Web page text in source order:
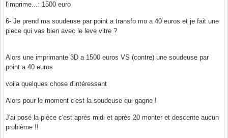
l'imprime...: 1500 euro
6- Je prend ma soudeuse par point a transfo mo a 40 euros et je fait une
piece qui vas bien avec le leve vitre ?
Alors une imprimante 3D a 1500 euros VS (contre) une soudeuse par
point a 40 euros
voila quelques chose d'intéressant
Alors pour le moment c'est la soudeuse qui gagne !
J'ai posé la pièce c'est après midi et après 20 monter et descente aucun
problème !!